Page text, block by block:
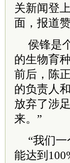
关新闻登
面，报道
侯锋是
的生物育
前后，陈
的负责人
放弃了涉
来。”
“我们
能达到